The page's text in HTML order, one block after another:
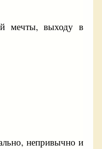
мечты, выходу в
непривычно и